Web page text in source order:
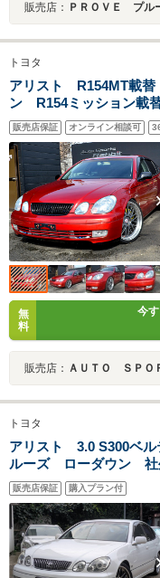
販売店： ＰＲＯＶＥ プル
トヨタ
アリスト R154MT載替
ン R154ミッション載
ンセラー スープラキ
タイプホイール 電動
リ
販売店保証 オンライン相談可
無
料
今
販売店： ＡＵＴＯ ＳＰＯＲ
トヨタ
アリスト 3.0 S300ベ
ルーズ ローダウン 社
ウ 電動格納ミラー
セグ Bluetooth
販売店保証 購入プラン付